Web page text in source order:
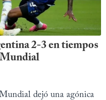
2-3 en tiempos
Mundial
dejó una agónica